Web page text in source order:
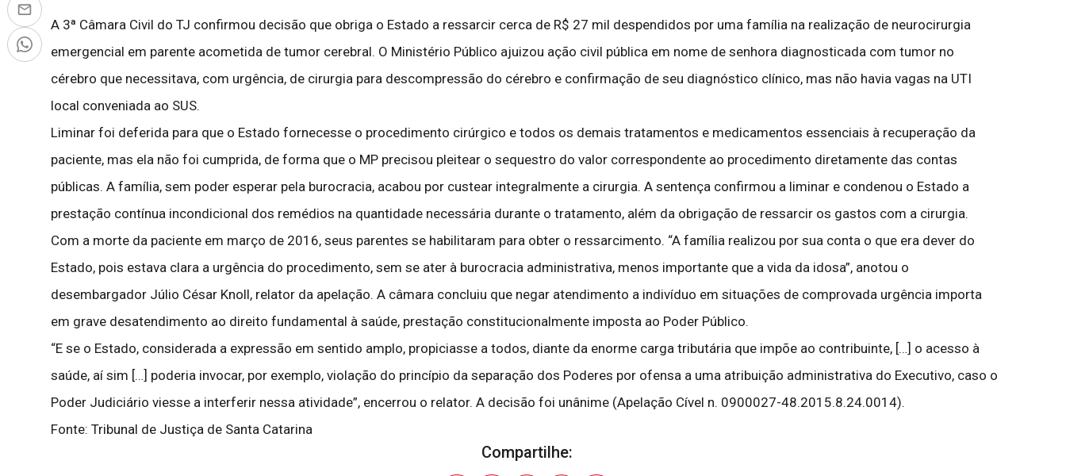
A 3ª Câmara Civil do TJ confirmou decisão que obriga o Estado a ressarcir cerca de R$ 27 mil despendidos por uma família na realização de neurocirurgia
emergencial em parente acometida de tumor cerebral. O Ministério Público ajuizou ação civil pública em nome de senhora diagnosticada com tumor no
cérebro que necessitava, com urgência, de cirurgia para descompressão do cérebro e confirmação de seu diagnóstico clínico, mas não havia vagas na UTI
local conveniada ao SUS.
Liminar foi deferida para que o Estado fornecesse o procedimento cirúrgico e todos os demais tratamentos e medicamentos essenciais à recuperação da
paciente, mas ela não foi cumprida, de forma que o MP precisou pleitear o sequestro do valor correspondente ao procedimento diretamente das contas
públicas. A família, sem poder esperar pela burocracia, acabou por custear integralmente a cirurgia. A sentença confirmou a liminar e condenou o Estado a
prestação contínua incondicional dos remédios na quantidade necessária durante o tratamento, além da obrigação de ressarcir os gastos com a cirurgia.
Com a morte da paciente em março de 2016, seus parentes se habilitaram para obter o ressarcimento. “A família realizou por sua conta o que era dever do
Estado, pois estava clara a urgência do procedimento, sem se ater à burocracia administrativa, menos importante que a vida da idosa”, anotou o
desembargador Júlio César Knoll, relator da apelação. A câmara concluiu que negar atendimento a indivíduo em situações de comprovada urgência importa
em grave desatendimento ao direito fundamental à saúde, prestação constitucionalmente imposta ao Poder Público.
“E se o Estado, considerada a expressão em sentido amplo, propiciasse a todos, diante da enorme carga tributária que impõe ao contribuinte, […] o acesso à
saúde, aí sim […] poderia invocar, por exemplo, violação do princípio da separação dos Poderes por ofensa a uma atribuição administrativa do Executivo, caso o
Poder Judiciário viesse a interferir nessa atividade”, encerrou o relator. A decisão foi unânime (Apelação Cível n. 0900027-48.2015.8.24.0014).
Fonte: Tribunal de Justiça de Santa Catarina
Compartilhe: